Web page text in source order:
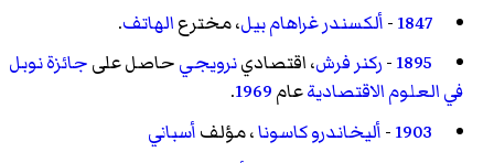
1847
-ألكسندر غراهام بيل، مخترعالهاتف.
1895
-ركنر فرش، اقتصادينرويجيحاصل علىجائزة نوبل
في العلوم الاقتصاديةعام1969
.
1903
-أليخاندرو كاسونا، مؤلفأسباني